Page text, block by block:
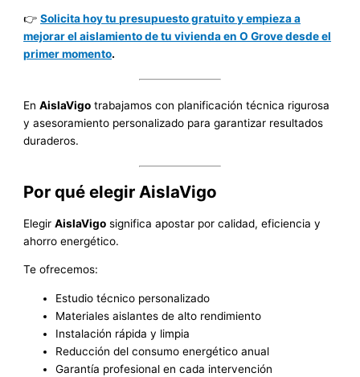
👉Solicita hoy tu presupuesto gratuito y empieza a
mejorar el aislamiento de tu vivienda en O Grove desde el
primer momento.
EnAislaVigo trabajamos con planificación técnica rigurosa
y asesoramiento personalizado para garantizar resultados
duraderos.
Por qué elegir AislaVigo
ElegirAislaVigo significa apostar por calidad, eficiencia y
ahorro energético.
Te ofrecemos:
Estudio técnico personalizado
Materiales aislantes de alto rendimiento
Instalación rápida y limpia
Reducción del consumo energético anual
Garantía profesional en cada intervención